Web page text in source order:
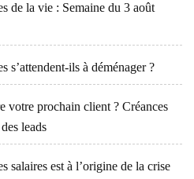
de la vie : Semaine du 3 août
s’attendent-ils à déménager ?
votre prochain client ? Créances
leads
salaires est à l’origine de la crise